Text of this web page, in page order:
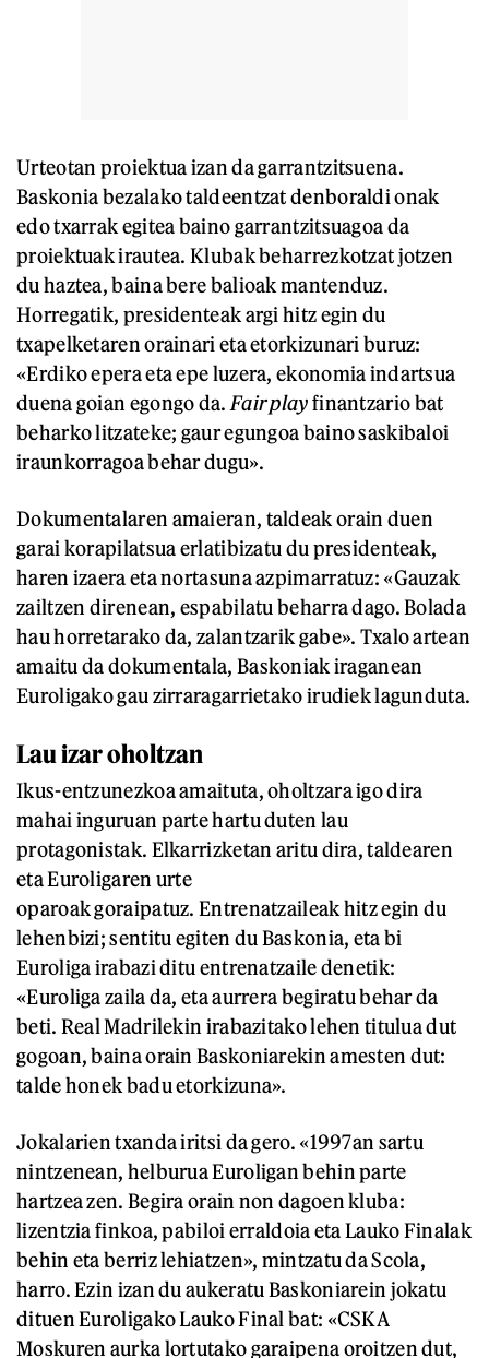
Urteotan proiektua izan da garrantzitsuena.
Baskonia bezalako taldeentzat denboraldi onak
edo txarrak egitea baino garrantzitsuagoa da
proiektuak irautea. Klubak beharrezkotzat jotzen
du haztea, baina bere balioak mantenduz.
Horregatik, presidenteak argi hitz egin du
txapelketaren orainari eta etorkizunari buruz:
«Erdiko epera eta epe luzera, ekonomia indartsua
duena goian egongo da. Fair playfinantzario bat
beharko litzateke; gaur egungoa baino saskibaloi
iraunkorragoa behar dugu».
Dokumentalaren amaieran, taldeak orain duen
garai korapilatsua erlatibizatu du presidenteak,
haren izaera eta nortasuna azpimarratuz: «Gauzak
zailtzen direnean, espabilatu beharra dago. Bolada
hau horretarako da, zalantzarik gabe». Txalo artean
amaitu da dokumentala, Baskoniak iraganean
Euroligako gau zirraragarrietako irudiek lagunduta.
Lau izar oholtzan
Ikus-entzunezkoa amaituta, oholtzara igo dira
mahai inguruan parte hartu duten lau
protagonistak. Elkarrizketan aritu dira, taldearen
eta Euroligaren urte
oparoak goraipatuz. Entrenatzaileak hitz egin du
lehenbizi; sentitu egiten du Baskonia, eta bi
Euroliga irabazi ditu entrenatzaile denetik:
«Euroliga zaila da, eta aurrera begiratu behar da
beti. Real Madrilekin irabazitako lehen titulua dut
gogoan, baina orain Baskoniarekin amesten dut:
talde honek badu etorkizuna».
Jokalarien txanda iritsi da gero. «1997an sartu
nintzenean, helburua Euroligan behin parte
hartzea zen. Begira orain non dagoen kluba:
lizentzia finkoa, pabiloi erraldoia eta Lauko Finalak
behin eta berriz lehiatzen», mintzatu da Scola,
harro. Ezin izan du aukeratu Baskoniarein jokatu
dituen Euroligako Lauko Final bat: «CSKA
Moskuren aurka lortutako garaipena oroitzen dut,